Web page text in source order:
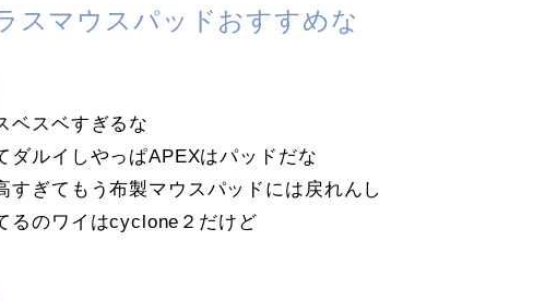
スマウスパッドおすすめな
ベスベすぎるな
ダルイしやっぱAPEXはパッドだな
すぎてもう布製マウスパッドには戻れんし
るのワイはcyclone２だけど